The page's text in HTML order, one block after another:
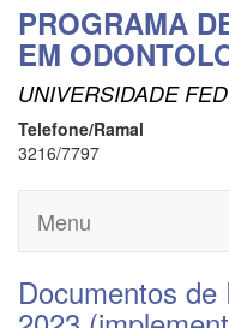
PROGRAMA
EM
UNIVERSIDADE
Telefone/Ramal
3216/7797
Menu
Documentos